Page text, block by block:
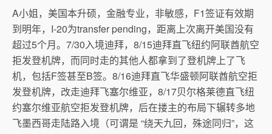
A小姐，美国本升硕，金融专业，非敏感，F1签证有效期
到明年，I-20为transfer pending，距离上次离开美国没有
超过5个月。7/30入境迪拜，8/15迪拜直飞纽约阿联酋航空
拒发登机牌，而同时走的其他人都拿到了登机牌上了飞
机，包括F签甚至B签。8/16迪拜直飞华盛顿阿联酋航空拒
发登机牌，改走迪拜飞塞尔维亚，8/17贝尔格莱德直飞纽
约塞尔维亚航空拒发登机牌，后在搂主的布局下辗转多地
飞墨西哥走陆路入境（可谓是 “绕天九回，殊途同归”，这